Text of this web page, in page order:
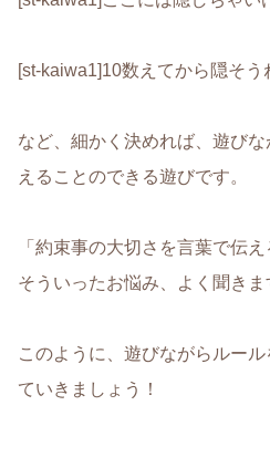
[st-kaiwa1]10数えてから隠そう
など、細かく決めれば、 遊びな
えることのできる遊びです。
「約束事の大切さを言葉で伝え
そういったお悩み、よく聞きま
このように、遊びながらルー
ていきましょう！